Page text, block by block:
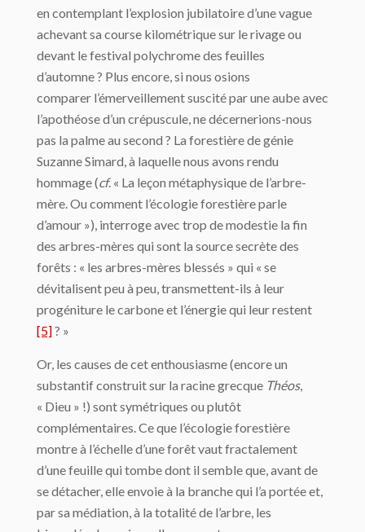
en contemplant l’explosion jubilatoire d’une vague
achevant sa course kilométrique sur le rivage ou
devant le festival polychrome des feuilles
d’automne ? Plus encore, si nous osions
comparer l’émerveillement suscité par une aube avec
l’apothéose d’un crépuscule, ne décernerions-nous
pas la palme au second ? La forestière de génie
Suzanne Simard, à laquelle nous avons rendu
hommage (cf. « La leçon métaphysique de l’arbre-
mère. Ou comment l’écologie forestière parle
d’amour »), interroge avec trop de modestie la fin
des arbres-mères qui sont la source secrète des
forêts : « les arbres-mères blessés » qui « se
dévitalisent peu à peu, transmettent-ils à leur
progéniture le carbone et l’énergie qui leur restent
[5]? »
Or, les causes de cet enthousiasme (encore un
substantif construit sur la racine grecque Théos,
« Dieu » !) sont symétriques ou plutôt
complémentaires. Ce que l’écologie forestière
montre à l’échelle d’une forêt vaut fractalement
d’une feuille qui tombe dont il semble que, avant de
se détacher, elle envoie à la branche qui l’a portée et,
par sa médiation, à la totalité de l’arbre, les